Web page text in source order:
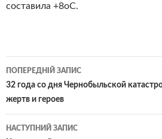
составила +8оС.
Навігація
по
записам
ПОПЕРЕДНІЙ ЗАПИС
32 года со дня Чернобыльской
жертв и героев
НАСТУПНИЙ ЗАПИС